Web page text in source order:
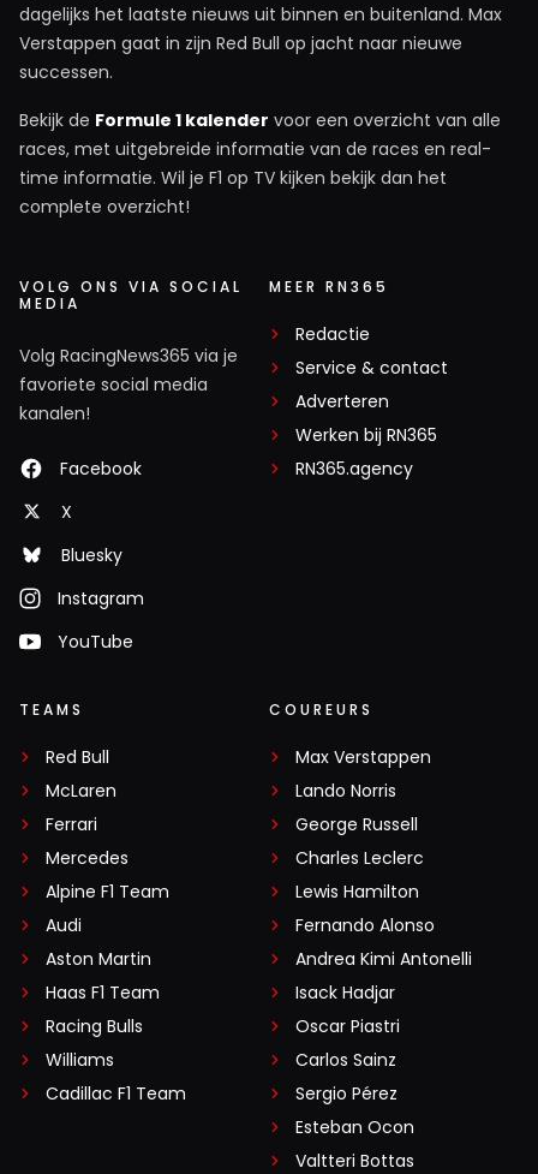
dagelijks het laatste nieuws uit binnen en buitenland. Max
Verstappen gaat in zijn Red Bull op jacht naar nieuwe
successen.
Bekijk de Formule 1 kalender voor een overzicht van alle
races, met uitgebreide informatie van de races en real-
time informatie. Wil je F1 op TV kijken bekijk dan het
complete overzicht!
VOLG ONS VIA SOCIAL
MEDIA
Volg RacingNews365 via je
favoriete social media
kanalen!
Facebook
X
Bluesky
Instagram
YouTube
MEER RN365
Redactie
Service & contact
Adverteren
Werken bij RN365
RN365.agency
TEAMS
Red Bull
McLaren
Ferrari
Mercedes
Alpine F1 Team
Audi
Aston Martin
Haas F1 Team
Racing Bulls
Williams
Cadillac F1 Team
COUREURS
Max Verstappen
Lando Norris
George Russell
Charles Leclerc
Lewis Hamilton
Fernando Alonso
Andrea Kimi Antonelli
Isack Hadjar
Oscar Piastri
Carlos Sainz
Sergio Pérez
Esteban Ocon
Valtteri Bottas